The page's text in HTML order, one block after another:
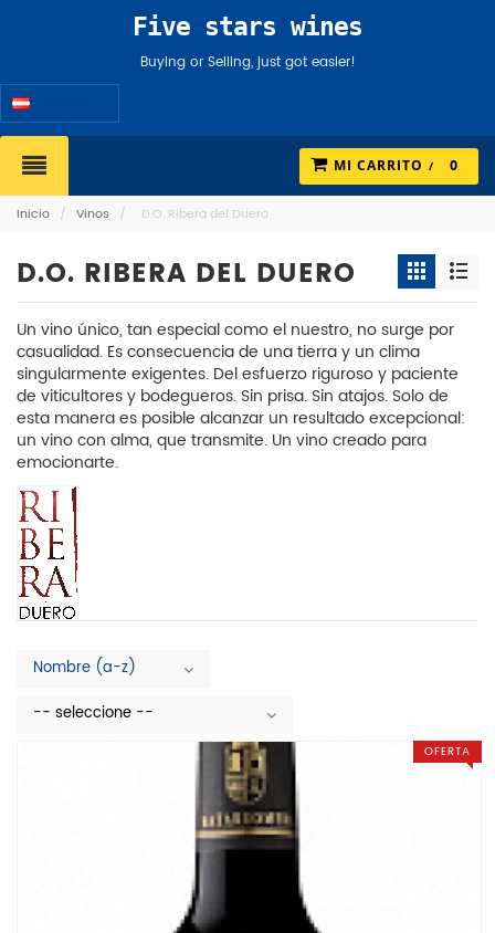
Five stars wines
Buying or Selling, just got easier!
MI CARRITO 0
Inicio / Vinos / D.O. Ribera del Duero
D.O. RIBERA DEL DUERO
Un vino único, tan especial como el nuestro, no surge por
casualidad. Es consecuencia de una tierra y un clima
singularmente exigentes. Del esfuerzo riguroso y paciente
de viticultores y bodegueros. Sin prisa. Sin atajos. Solo de
esta manera es posible alcanzar un resultado excepcional:
un vino con alma, que transmite. Un vino creado para
emocionarte.
Nombre (a-z)
-- seleccione --
OFERTA